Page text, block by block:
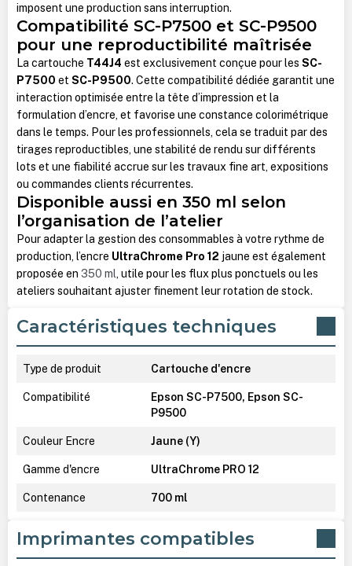
imposent une production sans interruption.
Compatibilité SC-P7500 et SC-P9500
pour une reproductibilité maîtrisée
La cartouche T44J4 est exclusivement conçue pour les SC-
P7500 et SC-P9500. Cette compatibilité dédiée garantit une
interaction optimisée entre la tête d’impression et la
formulation d’encre, et favorise une constance colorimétrique
dans le temps. Pour les professionnels, cela se traduit par des
tirages reproductibles, une stabilité de rendu sur différents
lots et une fiabilité accrue sur les travaux fine art, expositions
ou commandes clients récurrentes.
Disponible aussi en 350 ml selon
l’organisation de l’atelier
Pour adapter la gestion des consommables à votre rythme de
production, l’encre UltraChrome Pro 12 jaune est également
proposée en 350 ml, utile pour les flux plus ponctuels ou les
ateliers souhaitant ajuster finement leur rotation de stock.
Caractéristiques techniques
Type de produit Cartouche d'encre
Compatibilité
Epson SC-P7500, Epson SC-
P9500
Couleur Encre Jaune (Y)
Gamme d'encre UltraChrome PRO 12
Contenance 700 ml
Imprimantes compatibles